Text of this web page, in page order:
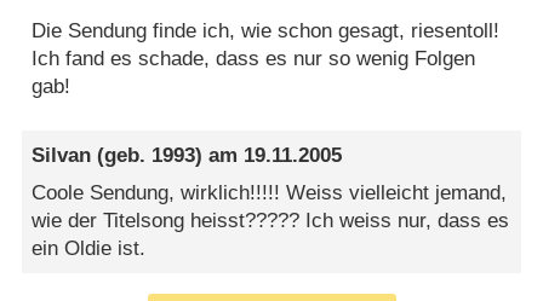
Die Sendung finde ich, wie schon gesagt, riesentoll!
Ich fand es schade, dass es nur so wenig Folgen
gab!
Silvan (geb. 1993) am 19.11.2005
Coole Sendung, wirklich!!!!! Weiss vielleicht jemand,
wie der Titelsong heisst????? Ich weiss nur, dass es
ein Oldie ist.